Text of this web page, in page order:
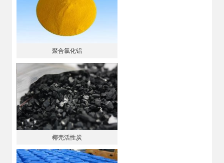
聚合氯化铝
椰壳活性炭